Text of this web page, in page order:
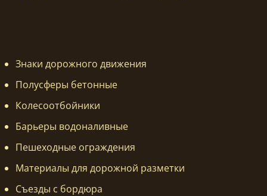
Знаки дорожного движения
Полусферы бетонные
Колесоотбойники
Барьеры водоналивные
Пешеходные ограждения
Материалы для дорожной разметки
Съезды с бордюра